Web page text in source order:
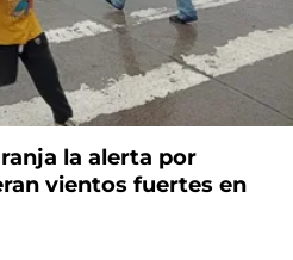
la alerta por
vientos fuertes en